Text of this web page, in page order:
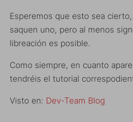
Esperemos que esto sea
saquen uno, pero al menos
libreación es posible.
Como siempre, en cuanto
tendréis el tutorial
Visto en: Dev-Team Blog